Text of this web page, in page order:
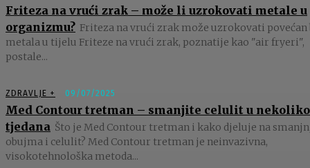
Friteza na vrući zrak – može li uzrokovati metale u
organizmu? Friteza na vrući zrak može uzrokovati
metala u tijelu Friteze na vrući zrak, poznatije kao "air fryeri",
postale...
ZDRAVLJE + 09/07/2025
Med Contour tretman – smanjite celulit u nekoliko
tjedana Što je Med Contour tretman i kako djeluje na
obujma i celulit? Med Contour tretman je neinvazivna,
visokotehnološka metoda...